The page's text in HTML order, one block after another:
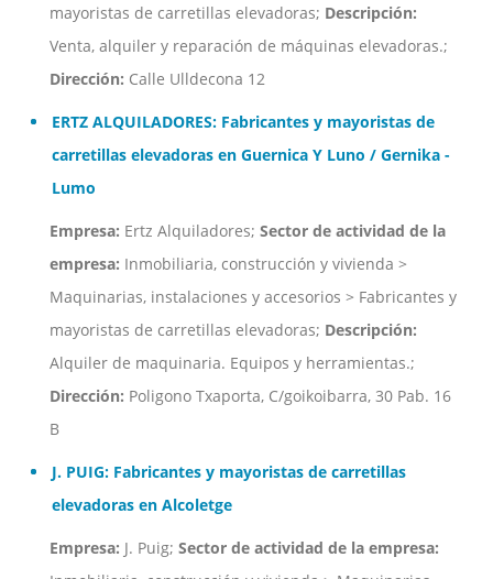
mayoristas de carretillas elevadoras; Descripción:
Venta, alquiler y reparación de máquinas elevadoras.;
Dirección: Calle Ulldecona 12
ERTZ ALQUILADORES: Fabricantes y mayoristas de
carretillas elevadoras en Guernica Y Luno / Gernika -
Lumo
Empresa: Ertz Alquiladores; Sector de actividad de la
empresa: Inmobiliaria, construcción y vivienda >
Maquinarias, instalaciones y accesorios > Fabricantes y
mayoristas de carretillas elevadoras; Descripción:
Alquiler de maquinaria. Equipos y herramientas.;
Dirección: Poligono Txaporta, C/goikoibarra, 30 Pab. 16
B
J. PUIG: Fabricantes y mayoristas de carretillas
elevadoras en Alcoletge
Empresa: J. Puig; Sector de actividad de la empresa: